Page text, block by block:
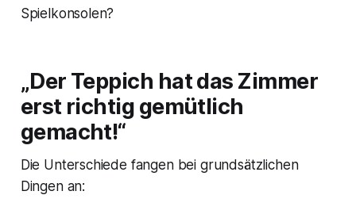
Spielkonsolen?
„Der Teppich hat das Zimmer
erst richtig gemütlich
gemacht!“
Die Unterschiede fangen bei grundsätzlichen
Dingen an: